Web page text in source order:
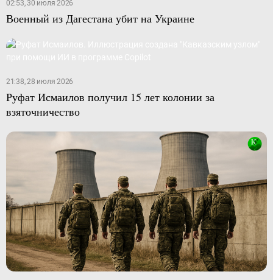
02:53, 30 июля 2026
Военный из Дагестана убит на Украине
21:38, 28 июля 2026
Руфат Исмаилов получил 15 лет колонии за
взяточничество